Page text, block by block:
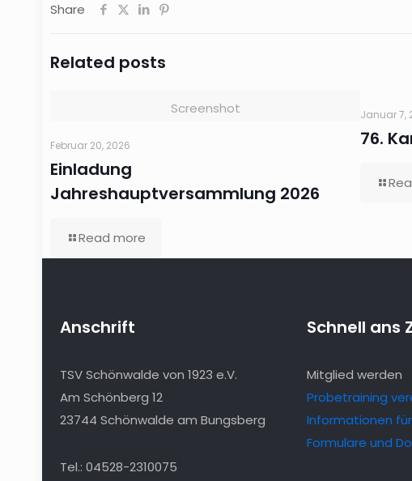
Share
Related posts
Screenshot
Februar 20, 2026
Einladung
Jahreshauptversammlung 2026
Read more
Januar 7,
76.
Anschrift
TSV Schönwalde von 1923 e.V.
Am Schönberg 12
23744 Schönwalde am Bungsberg
Tel.: 04528-2310075
Schnell ans
Mitglied werden
Probetraining
Informationen
Formulare und